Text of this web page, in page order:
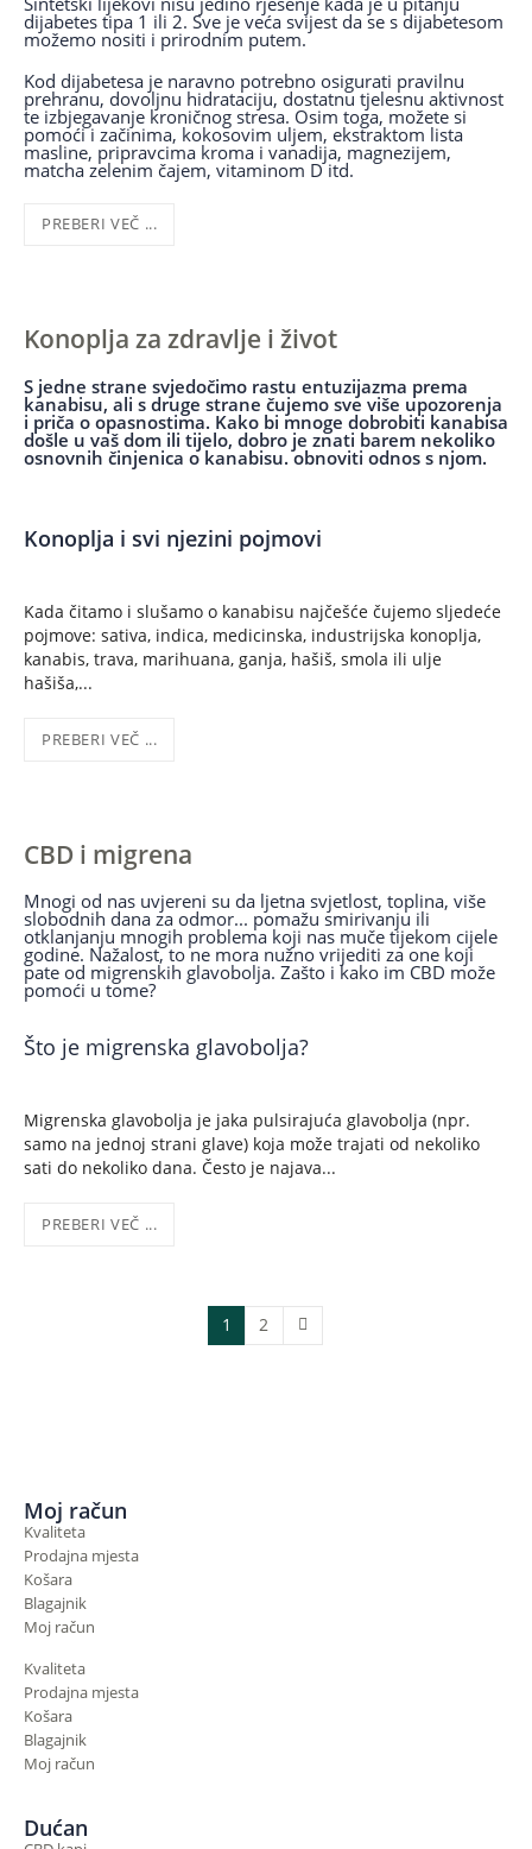
dijabetes tipa 1 ili 2. Sve je veća svijest da se s dijabetesom
možemo nositi i prirodnim putem.
Kod dijabetesa je naravno potrebno osigurati pravilnu
prehranu, dovoljnu hidrataciju, dostatnu tjelesnu aktivnost
te izbjegavanje kroničnog stresa. Osim toga, možete si
pomoći i začinima, kokosovim uljem, ekstraktom lista
masline, pripravcima kroma i vanadija, magnezijem,
matcha zelenim čajem, vitaminom D itd.
PREBERI VEČ ...
Konoplja za zdravlje i život
S jedne strane svjedočimo rastu entuzijazma prema
kanabisu, ali s druge strane čujemo sve više upozorenja
i priča o opasnostima. Kako bi mnoge dobrobiti kanabisa
došle u vaš dom ili tijelo, dobro je znati barem nekoliko
osnovnih činjenica o kanabisu. obnoviti odnos s njom.
Konoplja i svi njezini pojmovi
Kada čitamo i slušamo o kanabisu najčešće čujemo sljedeće
pojmove: sativa, indica, medicinska, industrijska konoplja,
kanabis, trava, marihuana, ganja, hašiš, smola ili ulje
hašiša,...
PREBERI VEČ ...
CBD i migrena
Mnogi od nas uvjereni su da ljetna svjetlost, toplina, više
slobodnih dana za odmor... pomažu smirivanju ili
otklanjanju mnogih problema koji nas muče tijekom cijele
godine. Nažalost, to ne mora nužno vrijediti za one koji
pate od migrenskih glavobolja. Zašto i kako im CBD može
pomoći u tome?
Što je migrenska glavobolja?
Migrenska glavobolja je jaka pulsirajuća glavobolja (npr.
samo na jednoj strani glave) koja može trajati od nekoliko
sati do nekoliko dana. Često je najava...
PREBERI VEČ ...
1 2
Moj račun
Kvaliteta
Prodajna mjesta
Košara
Blagajnik
Moj račun
Kvaliteta
Prodajna mjesta
Košara
Blagajnik
Moj račun
Dućan